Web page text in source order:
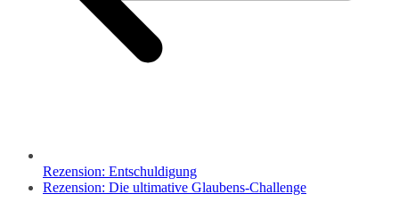
Rezension: Entschuldigung
Rezension: Die ultimative Glaubens-Challenge